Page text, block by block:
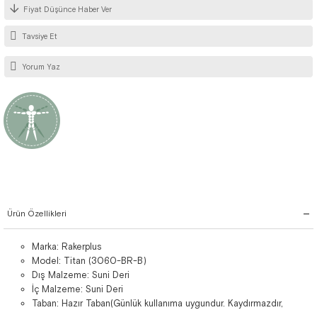
Fiyat Düşünce Haber Ver
Tavsiye Et
Yorum Yaz
Ürün Özellikleri
Marka: Rakerplus
Model: Titan (3060-BR-B)
Dış Malzeme: Suni Deri
İç Malzeme: Suni Deri
Taban: Hazır Taban(Günlük kullanıma uygundur. Kaydırmazdır,